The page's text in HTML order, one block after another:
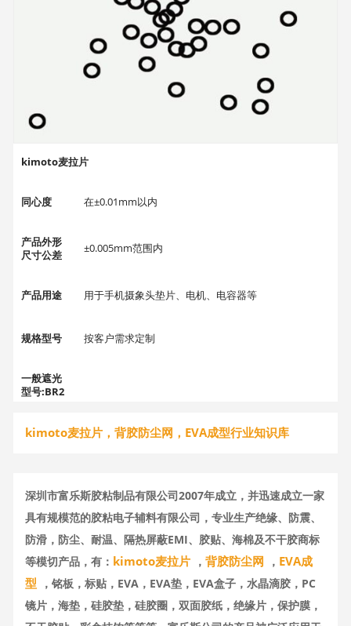
kimoto麦拉片
同心度 在±0.01mm以内
产品外形
尺寸公差
±0.005mm范围内
产品用途 用于手机摄象头垫片、电机、电容器等
规格型号 按客户需求定制
一般遮光
型号:BR2
R50MD、
R188M
D、BR25
MD等
高遮光防
静型号:B
H50MDE
D、BH75
MDED、
kimoto麦拉片，背胶防尘网，EVA成型行业知识库
深圳市富乐斯胶粘制品有限公司2007年成立，并迅速成立一家
具有规模范的胶粘电子辅料有限公司，专业生产绝缘、防震、
防滑，防尘、耐温、隔热屏蔽EMI、胶贴、海棉及不干胶商标
等模切产品，有： kimoto麦拉片 ，背胶防尘网 ， EVA成
型
，铭板，标贴，EVA，EVA垫，EVA盒子，水晶滴胶，PC
镜片，海垫，硅胶垫，硅胶圈，双面胶纸，绝缘片，保护膜，